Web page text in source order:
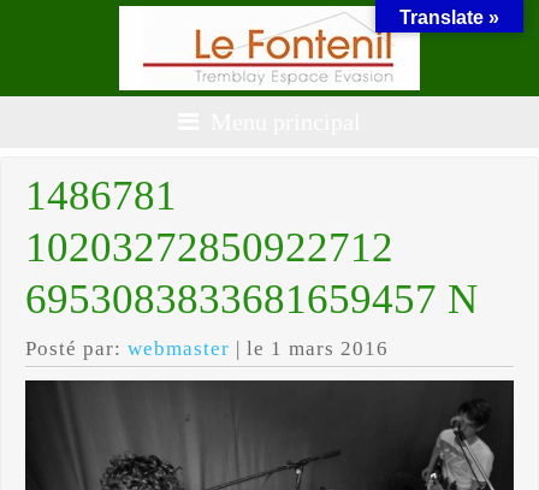
1486781
10203272850922712
6953083833681659457 N
Posté par: webmaster | le 1 mars 2016
Translate »